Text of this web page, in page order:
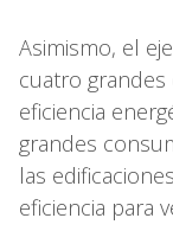
Asimismo, el
cuatro
eficiencia
grandes
las
eficiencia para